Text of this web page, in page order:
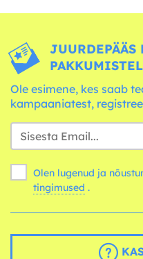
Ole esimene, kes saab
kampaaniatest,
Olen lugenud ja
tingimused .